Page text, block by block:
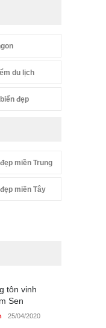
du lịch
đẹp
miền Trung
miền Tây
tôn vinh
Sen
25/04/2020